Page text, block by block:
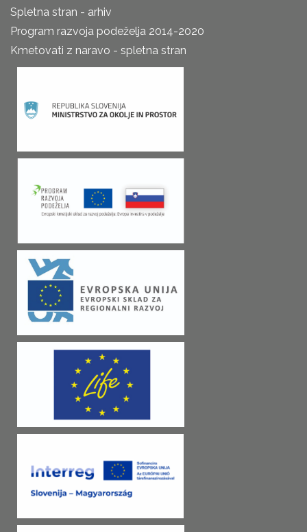
Spletna stran - arhiv
Program razvoja podeželja 2014-2020
Kmetovati z naravo - spletna stran